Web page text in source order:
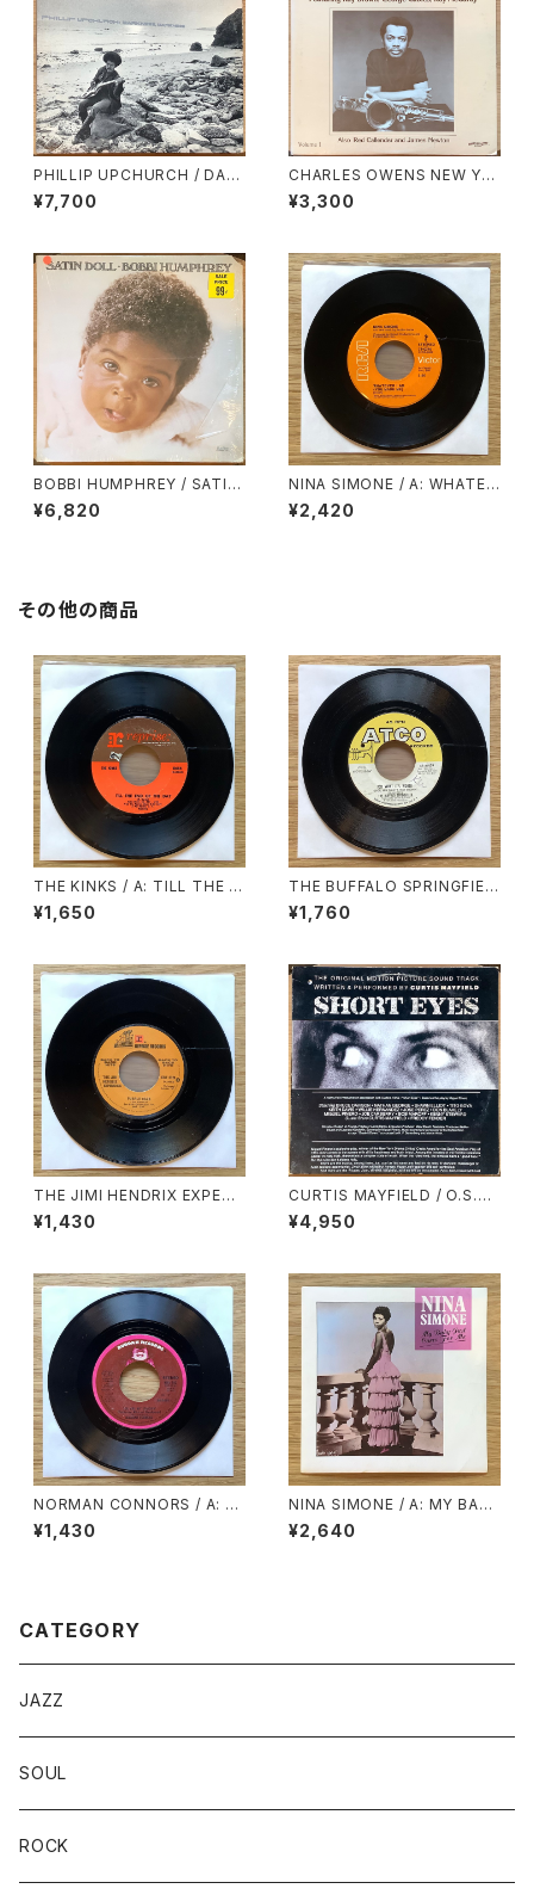
PHILLIP UPCHURCH / DAR
KNESS, DARKNESS
¥7,700
CHARLES OWENS NEW YO
RK ART ENSEMBLE / PLAYS
THE MUSIC OF HARRY WA
¥3,300
BOBBI HUMPHREY / SATIN
DOLL
¥6,820
NINA SIMONE / A: WHATEV
ER I AM (YOU MADE ME) /
B: WHY MUST YOUR LOVE
¥2,420
その他の商品
THE KINKS / A: TILL THE E
ND OF THE DAY / B: WHER
E HAVE ALL THE GOOD TI
¥1,650
THE BUFFALO SPRINGFIEL
D / A: FOR WHAT IT’S WOR
TH / B: DO I HAVE TO COM
¥1,760
THE JIMI HENDRIX EXPERI
ENCE / A: PURPLE HAZE /
B: FOXEY LADY
¥1,430
CURTIS MAYFIELD / O.S.T.
/ SHORT EYES
¥4,950
NORMAN CONNORS / A: Y
OU ARE MY STARSHIP / B:
BUBBLES
¥1,430
NINA SIMONE / A: MY BABY
JUST CARE FOR ME / B: LO
VE ME OR LEAVE ME
¥2,640
CATEGORY
JAZZ
SOUL
ROCK